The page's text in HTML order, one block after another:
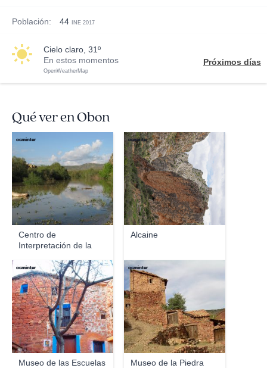
Población: 44 INE 2017
cielo claro, 31º
En estos momentos
OpenWeatherMap
Próximos días
Qué ver en Obon
Centro de
Interpretación de la
ocminter
Alcaine
ocminter
Museo de las Escuelas
ocminter
Museo de la Piedra
ocminter